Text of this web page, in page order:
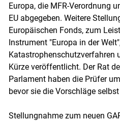
Europa, die MFR-Verordnung
EU abgegeben. Weitere
Europäischen Fonds, zum
Instrument "Europa in der
Katastrophenschutzverfahren
Kürze veröffentlicht. Der Rat
Parlament haben die Prüfer
bevor sie die Vorschläge
Stellungnahme zum neuen